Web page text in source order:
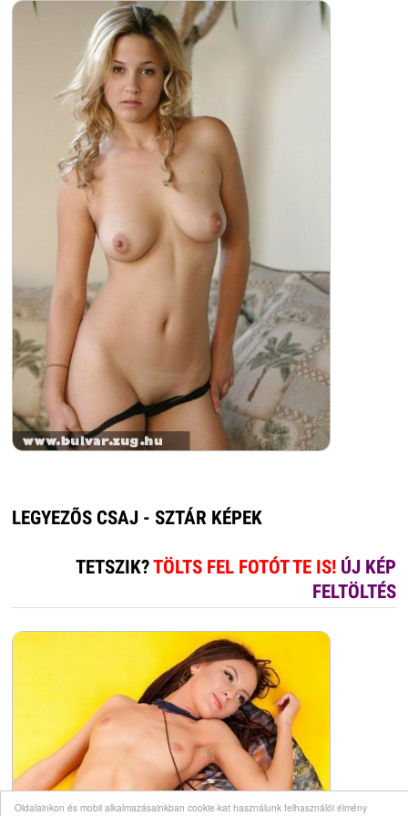
Oldalainkon és mobil alkalmazásainkban cookie-kat használunk felhasználói élmény
LEGYEZÕS CSAJ - SZTÁR KÉPEK
TETSZIK?TÖLTS FEL FOTÓT TE IS! ÚJ KÉP
FELTÖLTÉS